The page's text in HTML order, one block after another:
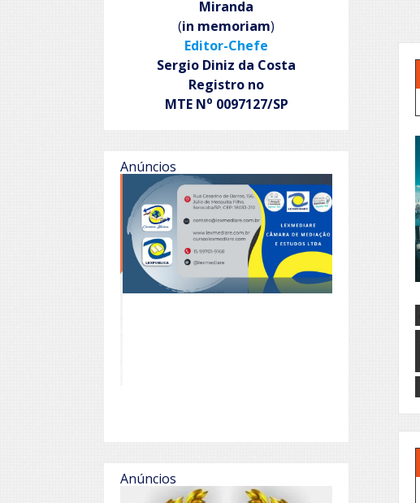
Miranda
(in memoriam)
Editor-Chefe
Sergio Diniz da Costa
Registro no
MTE No 0097127/SP
Anúncios
Anúncios